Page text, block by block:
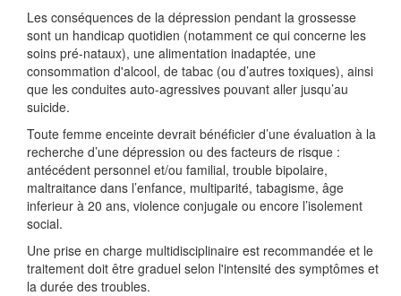
Les conséquences de la dépression pendant la grossesse
sont un handicap quotidien (notamment ce qui concerne les
soins pré-nataux), une alimentation inadaptée, une
consommation d'alcool, de tabac (ou d’autres toxiques), ainsi
que les conduites auto-agressives pouvant aller jusqu’au
suicide.
Toute femme enceinte devrait bénéficier d’une évaluation à la
recherche d’une dépression ou des facteurs de risque :
antécédent personnel et/ou familial, trouble bipolaire,
maltraitance dans l’enfance, multiparité, tabagisme, âge
inferieur à 20 ans, violence conjugale ou encore l’isolement
social.
Une prise en charge multidisciplinaire est recommandée et le
traitement doit être graduel selon l'intensité des symptômes et
la durée des troubles.